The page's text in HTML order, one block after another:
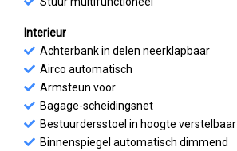
Interieur
Achterbank in delen neerklapbaar
Airco automatisch
Armsteun voor
Bagage-scheidingsnet
Bestuurdersstoel in hoogte verstelbaar
Binnenspiegel automatisch dimmend